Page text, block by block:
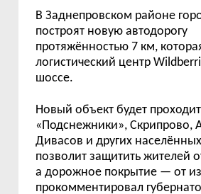
ВЗаднепровском районе
построят новую автодорогу
протяжённостью 7 км,
логистический центр
шоссе.
Новый объект будет
«Подснежники», Скрипрово,
Дивасов и других населё
позволит защитить жителей
а дорожное покрытие — от
прокомментировал